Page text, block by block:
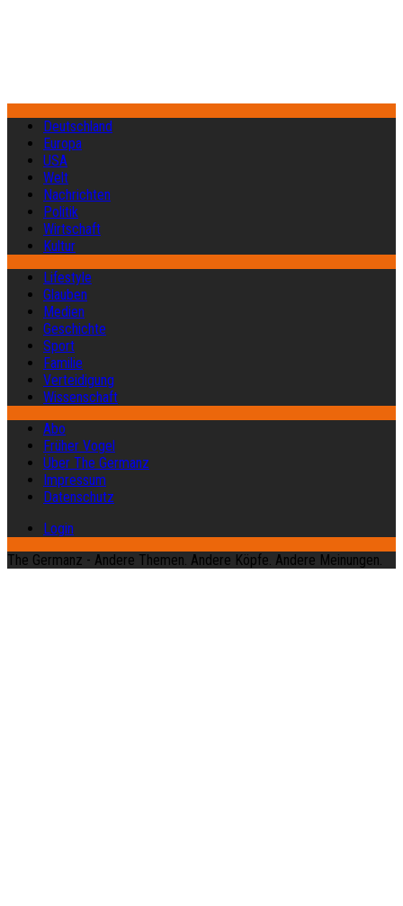
Deutschland
Europa
USA
Welt
Nachrichten
Politik
Wirtschaft
Kultur
Lifestyle
Glauben
Medien
Geschichte
Sport
Familie
Verteidigung
Wissenschaft
Abo
Früher Vogel
Über The Germanz
Impressum
Datenschutz
Login
The Germanz - Andere Themen. Andere Köpfe. Andere Meinungen.